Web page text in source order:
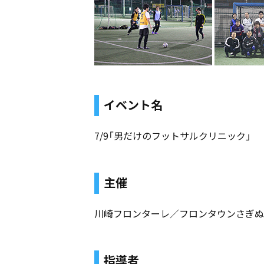
イベント名
7/9「男だけのフットサルクリニック」
主催
川崎フロンターレ／フロンタウンさぎ
指導者